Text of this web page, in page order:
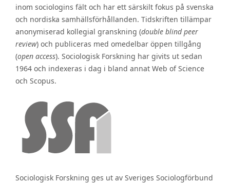
inom sociologins fält och har ett särskilt fokus på svenska
och nordiska samhällsförhållanden. Tidskriften tillämpar
anonymiserad kollegial granskning (double blind peer
review) och publiceras med omedelbar öppen tillgång
(open access). Sociologisk Forskning har givits ut sedan
1964 och indexeras i dag i bland annat Web of Science
och Scopus.
Sociologisk Forskning ges ut av Sveriges Sociologförbund